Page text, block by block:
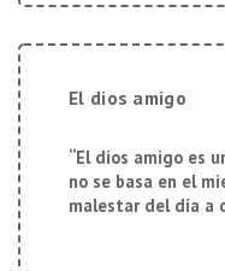
El dios amigo
“El dios amigo es
no se basa en el
malestar del día a